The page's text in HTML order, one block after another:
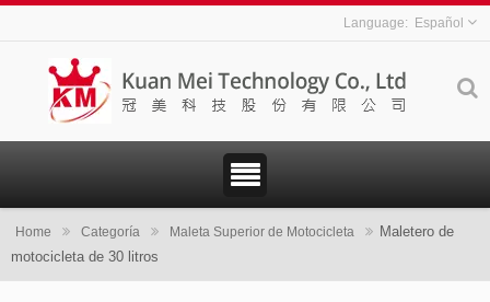
Español
Home Categoría Maleta Superior de Motocicleta
Maletero de
motocicleta de 30 litros